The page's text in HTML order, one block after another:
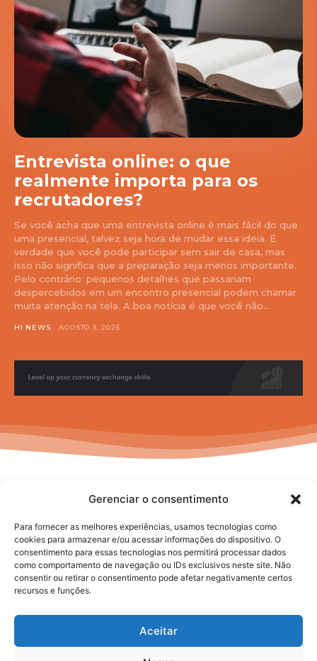
Gerenciar o consentimento
Para fornecer as melhores experiências, usamos tecnologias como
cookies para armazenar e/ou acessar informações do dispositivo. O
consentimento para essas tecnologias nos permitirá processar dados
como comportamento de navegação ou IDs exclusivos neste site. Não
consentir ou retirar o consentimento pode afetar negativamente certos
recursos e funções.
Aceitar
Entrevista online: o que
realmente importa para os
recrutadores?
Se você acha que uma entrevista online é mais fácil do que
uma presencial, talvez seja hora de mudar essa ideia. É
verdade que você pode participar sem sair de casa, mas
isso não significa que a preparação seja menos importante.
Pelo contrário: pequenos detalhes que passariam
despercebidos em um encontro presencial podem chamar
muita atenção na tela. A boa notícia é que você não...
HI NEWS AGOSTO 3, 2026
No posts to display